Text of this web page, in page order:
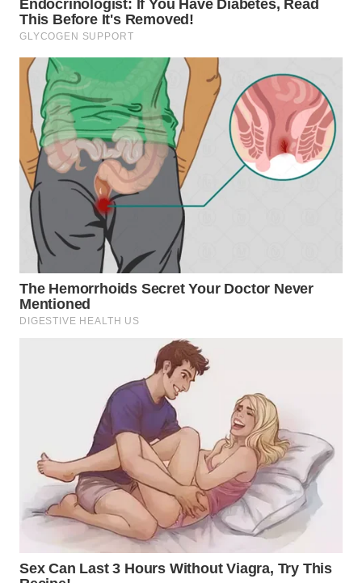
KALTIM
SULSEL
WN
GORONTALO
WN
SULUT
WN
MALUKU
WN
MALUT
WN
NIAS
WN
LANGKAT